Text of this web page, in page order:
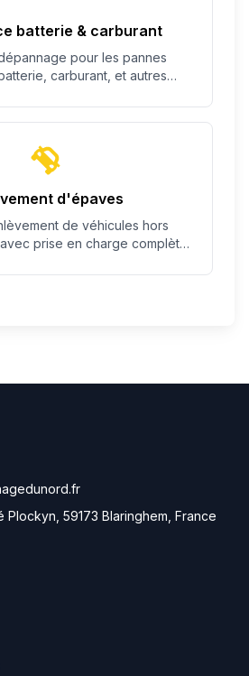
batterie & carburant
pour les pannes
carburant, et autres
d'épaves
de véhicules hors
prise en charge complète
Plockyn, 59173 Blaringhem, France